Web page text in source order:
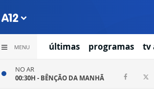
MENU últimas programas tv
NO AR
00:30H - BÊNÇÃO DA MANHÃ